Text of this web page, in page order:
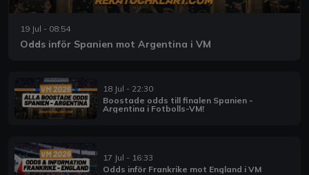
19 Jul - 08:54
Odds inför Spanien mot Argentina i VM
18 Jul - 22:30
Boostade odds till finalen Spanien -
Argentina i Fotbolls-VM!
17 Jul - 16:33
Odds inför Frankrike mot England i VM